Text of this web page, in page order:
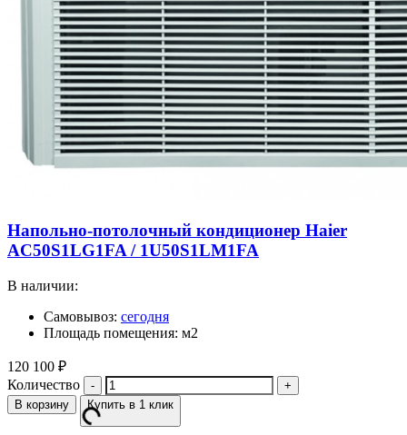
Напольно-потолочный кондиционер Haier
AC50S1LG1FA / 1U50S1LM1FA
В наличии:
Самовывоз: сегодня
Площадь помещения: м2
120 100 ₽
Количество
В корзину Купить в 1 клик